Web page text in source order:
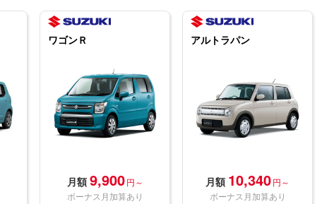
ワゴンＲ
月額 9,900 円～
ボーナス月加算あり
アルトラパン
月額 10,340円～
ボーナス月加算あり